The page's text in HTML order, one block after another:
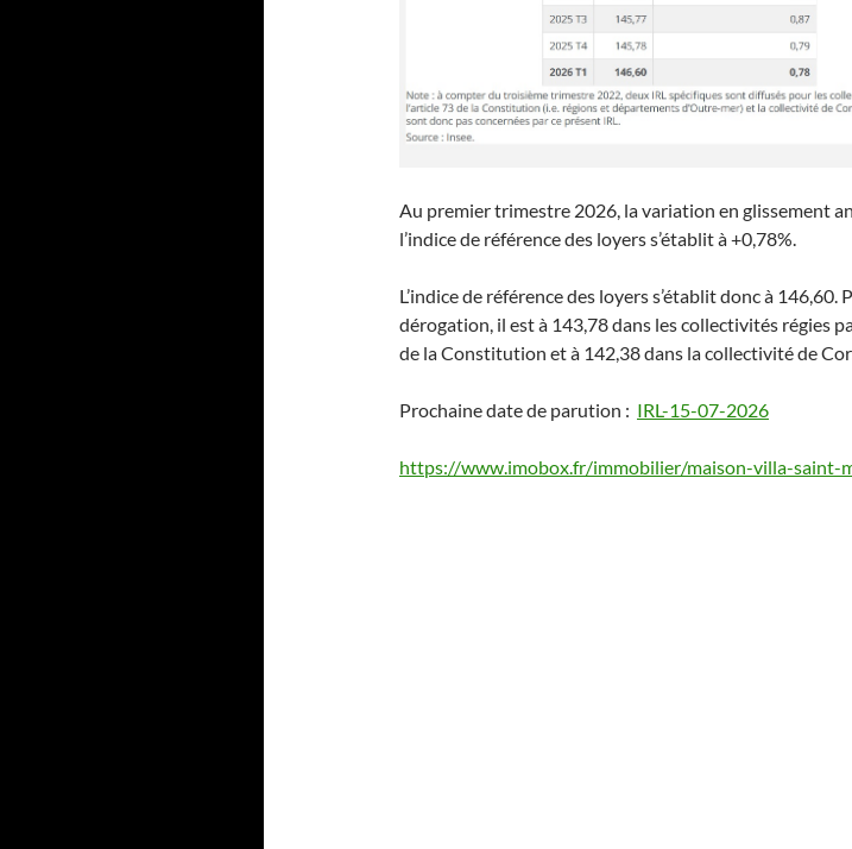
Au premier trimestre 2026, la variation en glissement
l’indice de référence des loyers s’établit à +0,78%.
L’indice de référence des loyers s’établit donc à 146,60.
dérogation, il est à 143,78 dans les collectivités régies
de la Constitution et à 142,38 dans la collectivité de
Prochaine date de parution : IRL-15-07-2026
https://www.imobox.fr/immobilier/maison-villa-saint-